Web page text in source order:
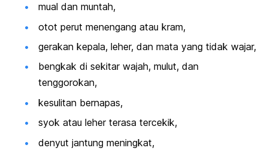
mual dan muntah,
otot perut menengang atau kram,
gerakan kepala, leher, dan mata yang tidak wajar,
bengkak di sekitar wajah, mulut, dan
tenggorokan,
kesulitan bernapas,
syok atau leher terasa tercekik,
denyut jantung meningkat,